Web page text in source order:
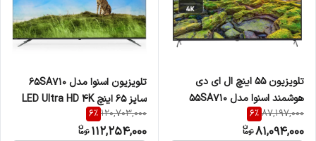
تلویزیون 55 اینچ ال ای دی
هوشمند اسنوا مدل 55SA710
87,197,000
6%
81,094,000
تلویزیون اسنوا مدل 65SA710
سایز ۶۵ اینچ LED Ultra HD 4K
120,703,000
6%
112,254,000